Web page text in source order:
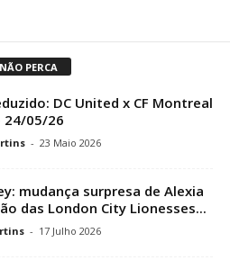
NÃO PERCA
DC United x CF Montreal
24/05/26
- 23 Maio 2026
mudança surpresa de Alexia
das London City Lionesses...
- 17 Julho 2026